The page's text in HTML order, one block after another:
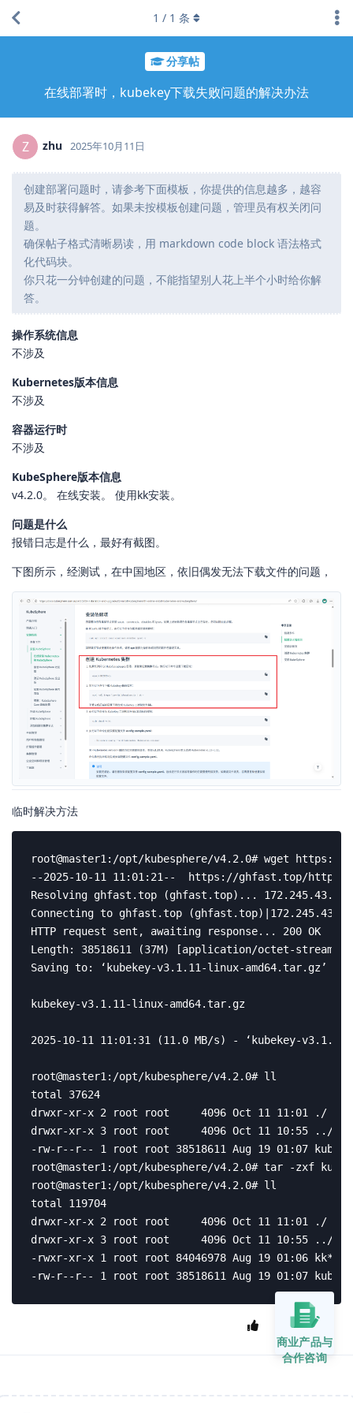
分享帖
在线部署时，kubekey下载失败问题的解决办法
1 / 1 条
Z zhu 2025年10月11日
创建部署问题时，请参考下面模板，你提供的信息越多，越容
易及时获得解答。如果未按模板创建问题，管理员有权关闭问
题。
确保帖子格式清晰易读，用 markdown code block 语法格式
化代码块。
你只花一分钟创建的问题，不能指望别人花上半个小时给你解
答。
操作系统信息
不涉及
Kubernetes版本信息
不涉及
容器运行时
不涉及
KubeSphere版本信息
v4.2.0。 在线安装。 使用kk安装。
问题是什么
报错日志是什么，最好有截图。
下图所示，经测试，在中国地区，依旧偶发无法下载文件的问题，
临时解决方法
root@master1:/opt/kubesphere/v4.2.0# wget
--2025-10-11 11:01:21--  https://ghfast.top/https://
Resolving ghfast.top (ghfast.top)... 172.245.43.104
Connecting to ghfast.top
HTTP request sent, awaiting response... 200 OK
Length: 38518611 (37M) [application/octet-stream]
Saving to: ‘kubekey-v3.1.11-linux-amd64.tar.gz’
kubekey-v3.1.11-linux-amd64.tar.gz
2025-10-11 11:01:31 (11.0 MB/s) - ‘kubekey-
root@master1:/opt/kubesphere/v4.2.0# ll
total 37624
drwxr-xr-x 2 root root     4096 Oct 11 11:01 ./
drwxr-xr-x 3 root root     4096 Oct 11 10:55 ../
-rw-r--r-- 1 root root 38518611 Aug 19 01:07
root@master1:/opt/kubesphere/v4.2.0# tar -zxf
root@master1:/opt/kubesphere/v4.2.0# ll
total 119704
drwxr-xr-x 2 root root     4096 Oct 11 11:01 ./
drwxr-xr-x 3 root root     4096 Oct 11 10:55 ../
-rwxr-xr-x 1 root root 84046978 Aug 19 01:06 kk*
-rw-r--r-- 1 root root 38518611 Aug 19 01:07
回复
商业产品与
合作咨询